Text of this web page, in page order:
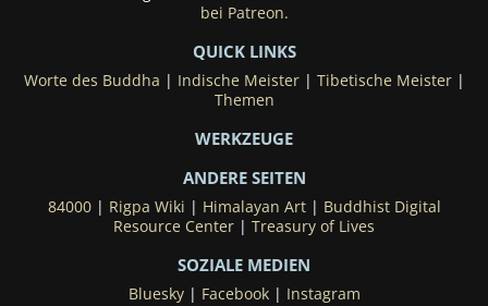
bei Patreon.
QUICK LINKS
Worte des Buddha | Indische Meister| Tibetische Meister|
Themen
WERKZEUGE
ANDERE SEITEN
84000| Rigpa Wiki | Himalayan Art| Buddhist Digital
Resource Center | Treasury of Lives
SOZIALE MEDIEN
Bluesky| Facebook| Instagram